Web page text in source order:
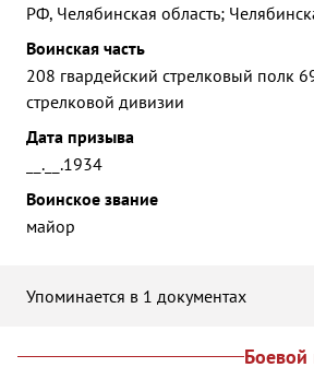
РФ, Челябинская область;
Воинская часть
208 гвардейский стрелковый полк
стрелковой дивизии
Дата призыва
__.__.1934
Воинское звание
майор
Упоминается в 1 документах
Боевой